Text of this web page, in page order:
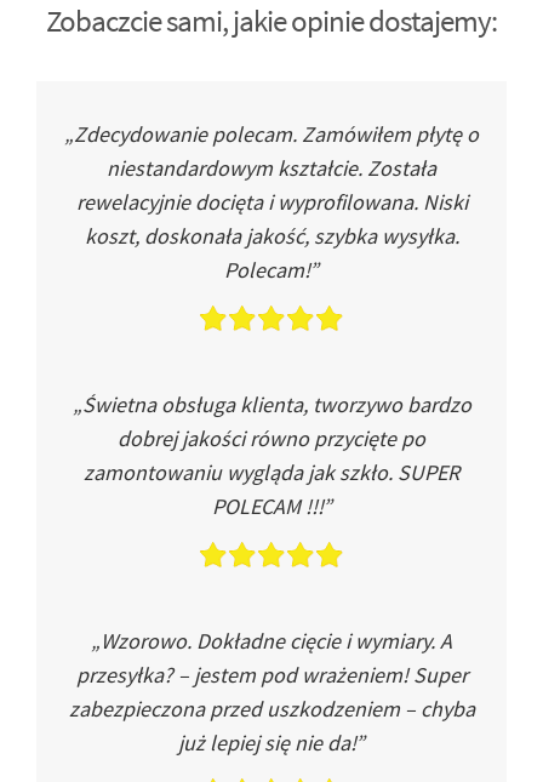
Zobaczcie sami, jakie opinie dostajemy:
„Zdecydowanie polecam. Zamówiłem płytę o
niestandardowym kształcie. Została
rewelacyjnie docięta i wyprofilowana. Niski
koszt, doskonała jakość, szybka wysyłka.
Polecam!”
„Świetna obsługa klienta, tworzywo bardzo
dobrej jakości równo przycięte po
zamontowaniu wygląda jak szkło. SUPER
POLECAM !!!”
„Wzorowo. Dokładne cięcie i wymiary. A
przesyłka? – jestem pod wrażeniem! Super
zabezpieczona przed uszkodzeniem – chyba
już lepiej się nie da!”